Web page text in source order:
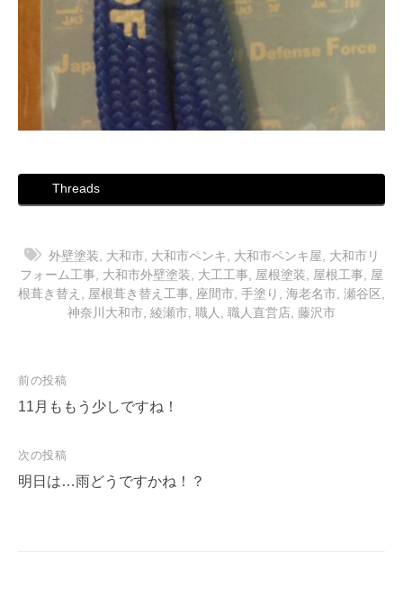
Threads
外壁塗装 大和市 大和市ペンキ 大和市ペンキ屋
大和市リ
フォーム工事 大和市外壁塗装 大工工事 屋根塗装 屋根工事
屋
根葺き替え
屋根葺き替え工事 座間市 手塗り 海老名市 瀬谷区
神奈川大和市 綾瀬市 職人 職人直営店 藤沢市
投
稿
ビ
ゲ
前の投稿
11月ももう少しですね！
次の投稿
明日は…雨どうですかね！？